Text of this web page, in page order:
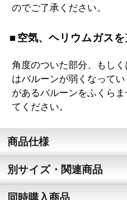
のでご了承ください。
空気、ヘリウムガス
角度のついた部分、もし
はバルーンが弱くなって
があるバルーンをふくら
てください。
商品仕様
別サイズ・関連商品
同時購入商品